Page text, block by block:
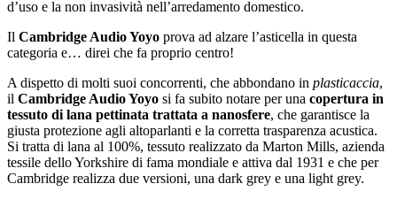
d’uso e la non invasività nell’arredamento domestico.
Il Cambridge Audio Yoyo prova ad alzare l’asticella in questa
categoria e… direi che fa proprio centro!
A dispetto di molti suoi concorrenti, che abbondano in plasticaccia,
il Cambridge Audio Yoyo si fa subito notare per una copertura in
tessuto di lana pettinata trattata a nanosfere, che garantisce la
giusta protezione agli altoparlanti e la corretta trasparenza acustica.
Si tratta di lana al 100%, tessuto realizzato da Marton Mills, azienda
tessile dello Yorkshire di fama mondiale e attiva dal 1931 e che per
Cambridge realizza due versioni, una dark grey e una light grey.